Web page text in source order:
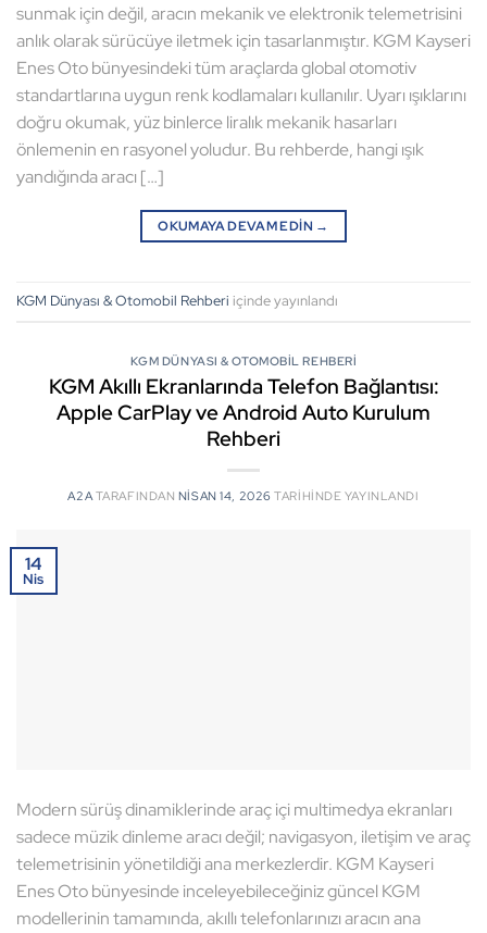
sunmak için değil, aracın mekanik ve elektronik telemetrisini
anlık olarak sürücüye iletmek için tasarlanmıştır. KGM Kayseri
Enes Oto bünyesindeki tüm araçlarda global otomotiv
standartlarına uygun renk kodlamaları kullanılır. Uyarı ışıklarını
doğru okumak, yüz binlerce liralık mekanik hasarları
önlemenin en rasyonel yoludur. Bu rehberde, hangi ışık
yandığında aracı […]
OKUMAYA DEVAM EDIN →
KGM Dünyası & Otomobil Rehberi içinde yayınlandı
KGM DÜNYASI & OTOMOBIL REHBERI
KGM Akıllı Ekranlarında Telefon Bağlantısı:
Apple CarPlay ve Android Auto Kurulum
Rehberi
A2ATARAFINDAN NISAN 14, 2026 TARIHINDE YAYINLANDI
14
Nis
Modern sürüş dinamiklerinde araç içi multimedya ekranları
sadece müzik dinleme aracı değil; navigasyon, iletişim ve araç
telemetrisinin yönetildiği ana merkezlerdir. KGM Kayseri
Enes Oto bünyesinde inceleyebileceğiniz güncel KGM
modellerinin tamamında, akıllı telefonlarınızı aracın ana